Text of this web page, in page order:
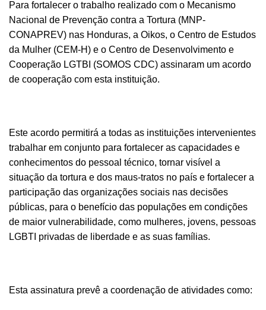
Para fortalecer o trabalho realizado com o Mecanismo
Nacional de Prevenção contra a Tortura (MNP-
CONAPREV) nas Honduras, a Oikos, o Centro de Estudos
da Mulher (CEM-H) e o Centro de Desenvolvimento e
Cooperação LGTBI (SOMOS CDC) assinaram um acordo
de cooperação com esta instituição.
Este acordo permitirá a todas as instituições intervenientes
trabalhar em conjunto para fortalecer as capacidades e
conhecimentos do pessoal técnico, tornar visível a
situação da tortura e dos maus-tratos no país e fortalecer a
participação das organizações sociais nas decisões
públicas, para o benefício das populações em condições
de maior vulnerabilidade, como mulheres, jovens, pessoas
LGBTI privadas de liberdade e as suas famílias.
Esta assinatura prevê a coordenação de atividades como: